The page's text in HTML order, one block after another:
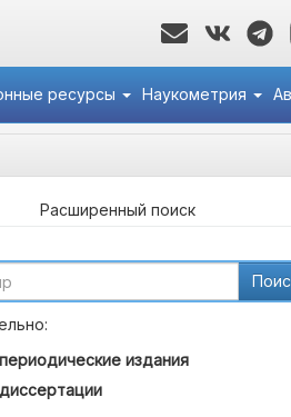
ресурсы Наукометрия
Расширенный поиск
издания